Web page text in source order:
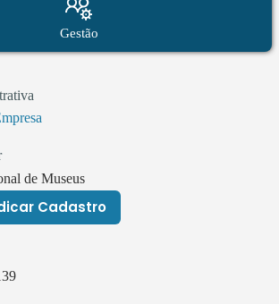
Gestão
de Museus
Cadastro